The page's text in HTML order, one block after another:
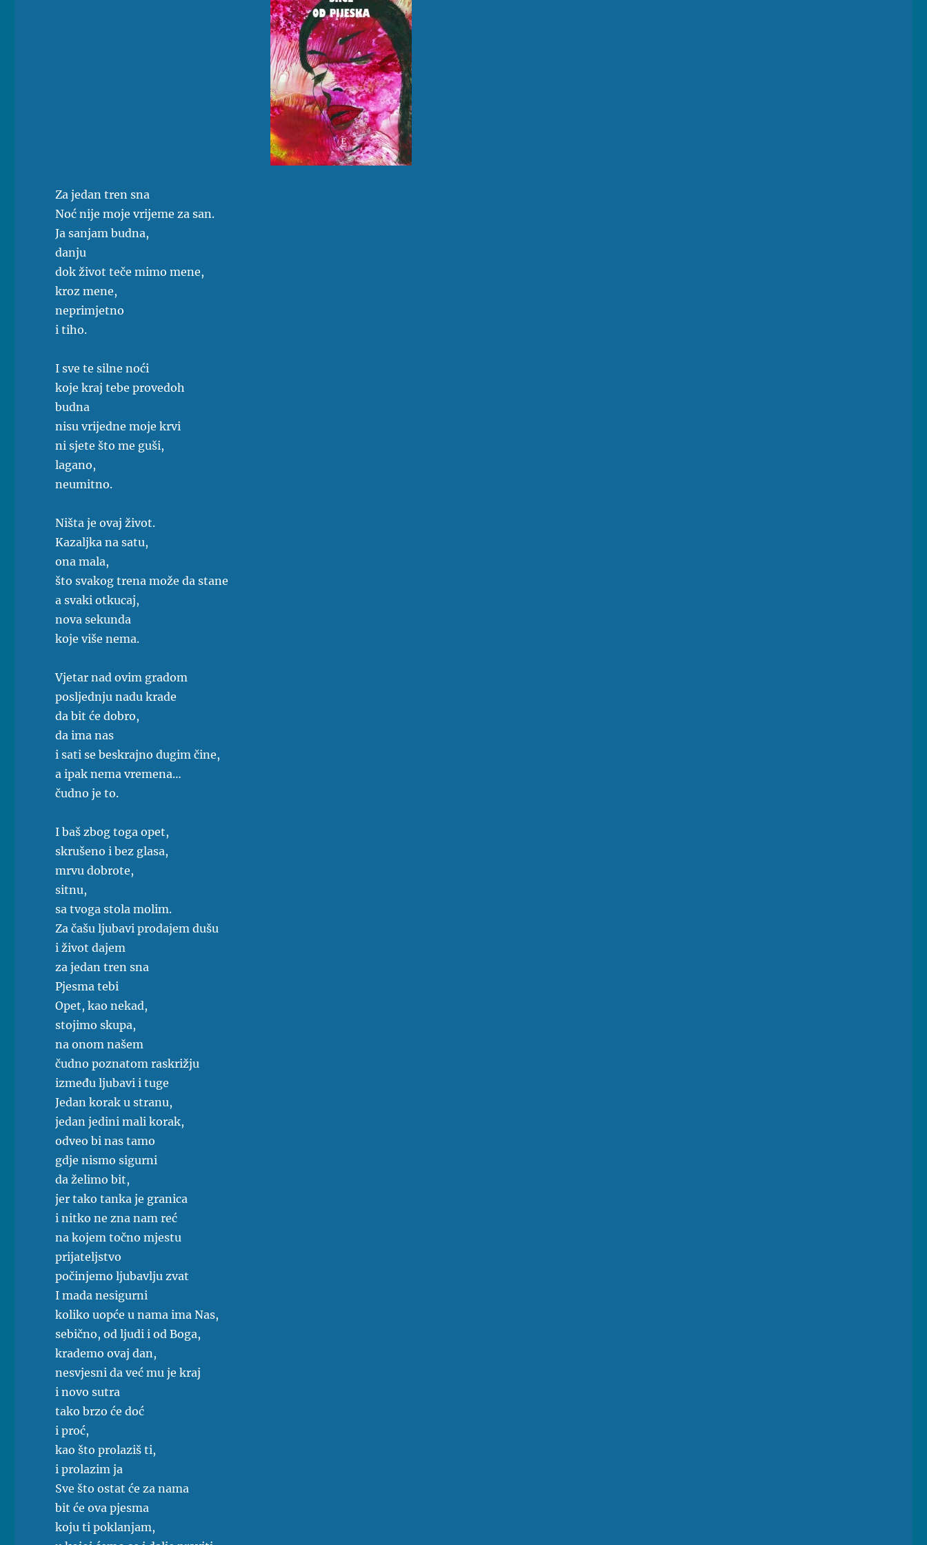
Za jedan tren sna
Noć nije moje vrijeme za san.
Ja sanjam budna,
danju
dok život teče mimo mene,
kroz mene,
neprimjetno
i tiho.
I sve te silne noći
koje kraj tebe provedoh
budna
nisu vrijedne moje krvi
ni sjete što me guši,
lagano,
neumitno.
Ništa je ovaj život.
Kazaljka na satu,
ona mala,
što svakog trena može da stane
a svaki otkucaj,
nova sekunda
koje više nema.
Vjetar nad ovim gradom
posljednju nadu krade
da bit će dobro,
da ima nas
i sati se beskrajno dugim čine,
a ipak nema vremena…
čudno je to.
I baš zbog toga opet,
skrušeno i bez glasa,
mrvu dobrote,
sitnu,
sa tvoga stola molim.
Za čašu ljubavi prodajem dušu
i život dajem
za jedan tren sna
Pjesma tebi
Opet, kao nekad,
stojimo skupa,
na onom našem
čudno poznatom raskrižju
između ljubavi i tuge
Jedan korak u stranu,
jedan jedini mali korak,
odveo bi nas tamo
gdje nismo sigurni
da želimo bit,
jer tako tanka je granica
i nitko ne zna nam reć
na kojem točno mjestu
prijateljstvo
počinjemo ljubavlju zvat
I mada nesigurni
koliko uopće u nama ima Nas,
sebično, od ljudi i od Boga,
krademo ovaj dan,
nesvjesni da već mu je kraj
i novo sutra
tako brzo će doć
i proć,
kao što prolaziš ti,
i prolazim ja
Sve što ostat će za nama
bit će ova pjesma
koju ti poklanjam,